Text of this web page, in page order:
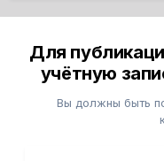
Для
учётную
Вы должны быть